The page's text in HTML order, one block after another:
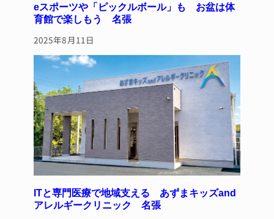
eスポーツや「ピックルボール」も お盆は体
育館で楽しもう 名張
2025年8月11日
ITと専門医療で地域支える あずまキッズand
アレルギークリニック 名張